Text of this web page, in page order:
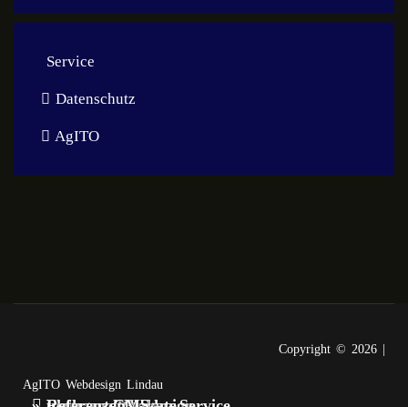
Service
Datenschutz
AgITO
Copyright © 2026 |
AgITO Webdesign Lindau